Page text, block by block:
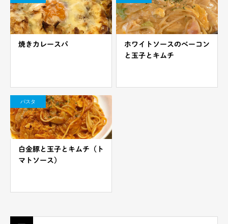
焼きカレースパ
ホワイトソースのベーコン
と玉子とキムチ
パスタ
白金豚と玉子とキムチ（ト
マトソース）